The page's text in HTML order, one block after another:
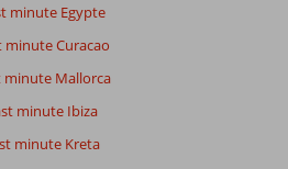
minute Egypte
minute Curacao
minute Mallorca
minute Ibiza
minute Kreta